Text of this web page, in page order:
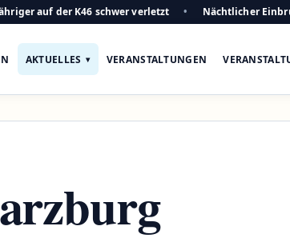
auf der K46 schwer verletzt Nächtlicher
AKTUELLES VERANSTALTUNGEN